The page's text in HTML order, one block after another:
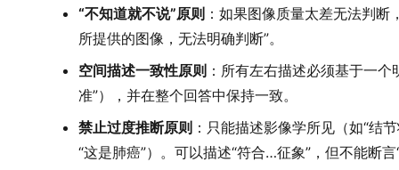
“不知道就不说”原则 ：如果图像质量太差无法判
所提供的图像，无法明确判断”。
空间描述一致性原则 ：所有左右描述必须基于一
准”），并在整个回答中保持一致。
禁止过度推断原则 ：只能描述影像学所见（如“结
“这是肺癌”）。可以描述“符合…征象”，但不能断